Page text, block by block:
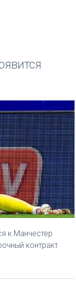
к Манчестер
контракт